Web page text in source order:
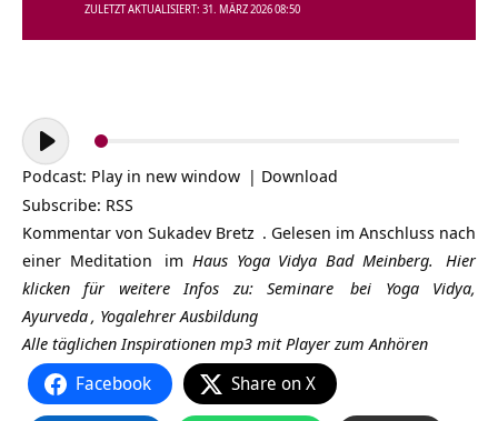
ZULETZT AKTUALISIERT: 31. MÄRZ 2026 08:50
Audio-
Player
Podcast: Play in new window | Download
Subscribe: RSS
Kommentar von Sukadev Bretz . Gelesen im Anschluss nach
einer Meditation im Haus Yoga Vidya Bad Meinberg.
Hier
klicken für weitere Infos zu: Seminare
bei Yoga Vidya,
Ayurveda, Yogalehrer Ausbildung
Alle täglichen Inspirationen mp3 mit Player zum Anhören
Facebook Share on X